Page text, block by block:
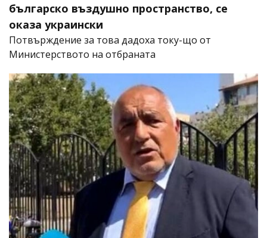
българско въздушно пространство, се
оказа украински
Потвърждение за това дадоха току-що от
Министерството на отбраната